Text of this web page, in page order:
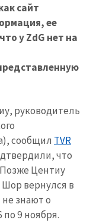
сайт
ее
у ZdG нет на
руководитель
сообщил TVR
что
Центиу
вернулся в
знают о
9 ноября.